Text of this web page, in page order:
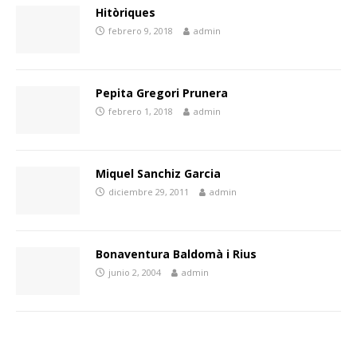
Hitòriques
febrero 9, 2018 admin
Pepita Gregori Prunera
febrero 1, 2018 admin
Miquel Sanchiz Garcia
diciembre 29, 2011 admin
Bonaventura Baldomà i Rius
junio 2, 2004 admin